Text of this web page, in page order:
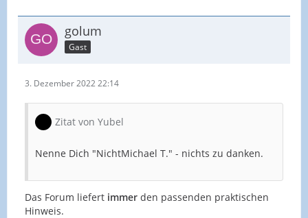
golum
Gast
3. Dezember 2022 22:14
Zitat von Yubel
Nenne Dich "NichtMichael T." - nichts zu danken.
Das Forum liefert immer den passenden praktischen
Hinweis.